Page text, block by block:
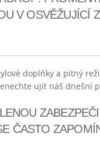
V OSVĚŽUJÍCÍ
doplňky a pitný
ujít náš dnešní
ČASTO